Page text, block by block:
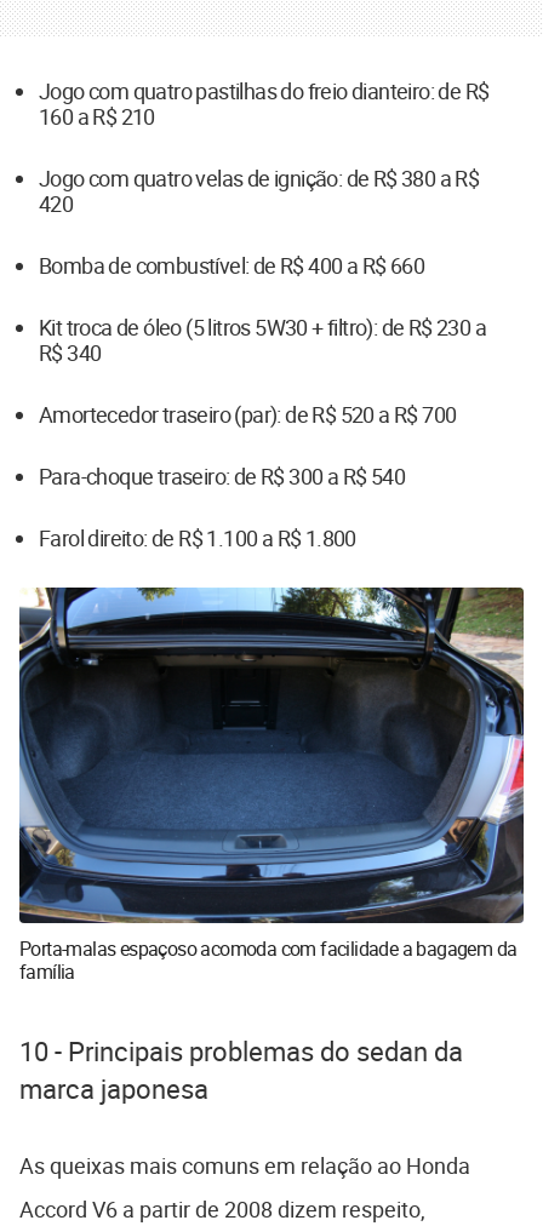
Jogo com quatro pastilhas do freio dianteiro: de R$
160 a R$ 210
Jogo com quatro velas de ignição: de R$ 380 a R$
420
Bomba de combustível: de R$ 400 a R$ 660
Kit troca de óleo (5 litros 5W30 + filtro): de R$ 230 a
R$ 340
Amortecedor traseiro (par): de R$ 520 a R$ 700
Para-choque traseiro: de R$ 300 a R$ 540
Farol direito: de R$ 1.100 a R$ 1.800
Porta-malas espaçoso acomoda com facilidade a bagagem da
família
10 - Principais problemas do sedan da
marca japonesa
As queixas mais comuns em relação ao Honda
Accord V6 a partir de 2008 dizem respeito,